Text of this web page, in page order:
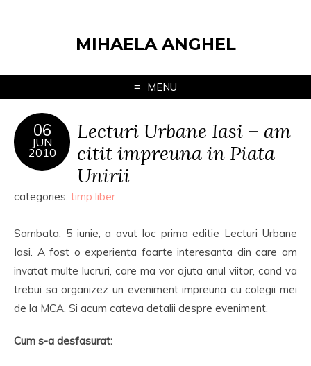
MIHAELA ANGHEL
MENU
06
JUN
2010
Lecturi Urbane Iasi – am
citit impreuna in Piata
Unirii
categories: timp liber
Sambata, 5 iunie, a avut loc prima editie Lecturi Urbane
Iasi. A fost o experienta foarte interesanta din care am
invatat multe lucruri, care ma vor ajuta anul viitor, cand va
trebui sa organizez un eveniment impreuna cu colegii mei
de la MCA. Si acum cateva detalii despre eveniment.
Cum s-a desfasurat: